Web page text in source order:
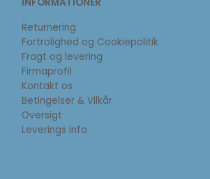
Returnering
Fortrolighed og Cookiepolitik
Fragt og levering
Firmaprofil
Kontakt os
Betingelser & Vilkår
Oversigt
Leverings info